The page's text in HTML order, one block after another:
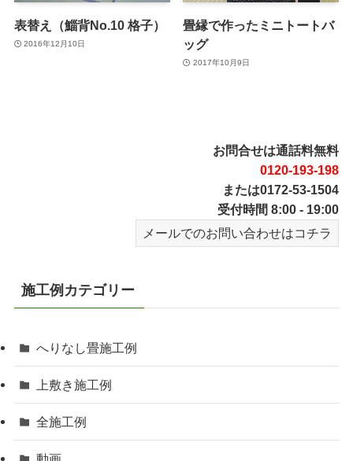
表替え（鯔背No.10 格子）
2016年12月10日
畳縁で作ったミニトートバ
ッグ
2017年10月9日
お問合せは通話料無料
0120-193-198
または0172-53-1504
受付時間 8:00 - 19:00
メールでのお問い合わせはコチラ
施工例カテゴリー
へりなし畳施工例
上敷き施工例
全施工例